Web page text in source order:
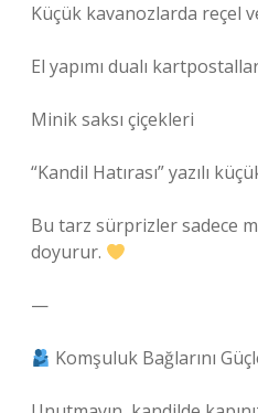
Küçük kavanozlarda reçel
El yapımı dualı
Minik saksı çiçekleri
“Kandil Hatırası” yazılı
Bu tarz sürprizler sadece
doyurur.
—
Komşuluk Bağlarını